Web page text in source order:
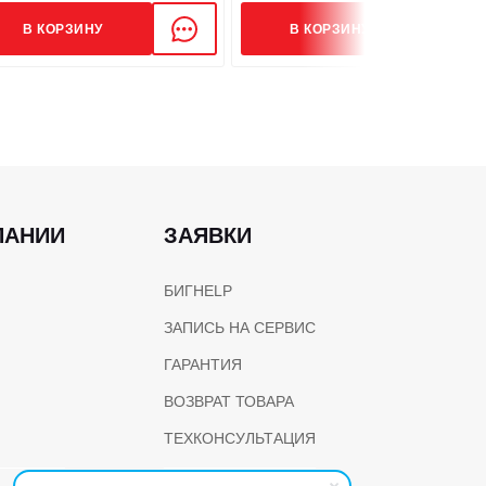
Механический - ручной рычаг
В / Ач
QUANCHAI, 4B4-45V32
В КОРЗИНУ В КОРЗИНУ
ЗАЯВКИ
БИГHELP
ЗАПИСЬ НА СЕРВИС
ГАРАНТИЯ
ВОЗВРАТ ТОВАРА
ТЕХКОНСУЛЬТАЦИЯ